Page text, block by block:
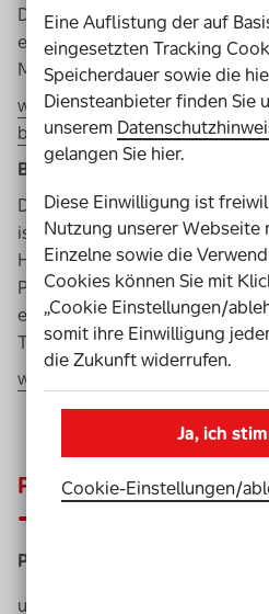
Der Weg wurde in Kooperation
entwickelt und ist optimiert für
Mobilitätseinschränkung oder
www.wald-und-holz.nrw.de/
barrierefrei/waldweg-
Barrierefreier Nationalpark
Das 4,7 Kilometer lange
ist für Wanderer mit und ohne
Höhepunkt ist der
Panoramablick über den
ertastbares Bronzemodell
Talsperrenlandschaft.
www.eifel-barrierefrei.de
Parks
Panarbora –
u.a.
Eine Auflistung der auf
eingesetzten Tracking
Speicherdauer sowie die
Diensteanbieter finden Sie
unserem
gelangen Sie hier.
Diese Einwilligung ist
Nutzung unserer Webseite
Einzelne sowie die
Cookies können Sie mit
„Cookie Einstellungen/
somit ihre Einwilligung
die Zukunft widerrufen.
Ja, ich
Cookie-Einstellungen­/­